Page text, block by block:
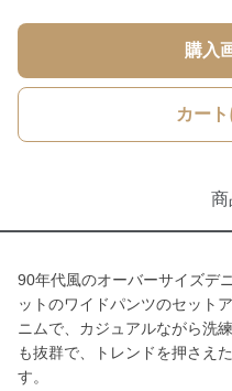
購入
カー
商
90年代風のオーバーサイズデ
ットのワイドパンツのセット
ニムで、カジュアルながら洗
も抜群で、トレンドを押さえ
す。